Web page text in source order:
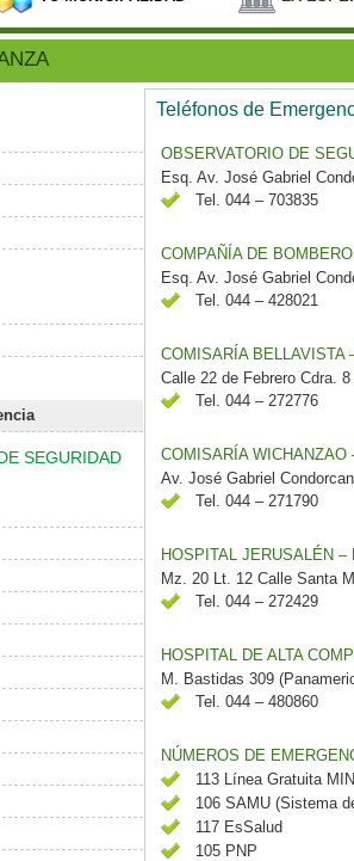
SEGURIDAD
Teléfonos de
OBSERVATORIO DE
Esq. Av. José Gabriel
Tel. 044 – 703835
COMPAÑÍA DE
Esq. Av. José Gabriel
Tel. 044 – 428021
COMISARÍA BELLAVISTA
Calle 22 de Febrero Cdra. 8
Tel. 044 – 272776
COMISARÍA WICHANZAO
Av. José Gabriel
Tel. 044 – 271790
HOSPITAL JERUSALÉN –
Mz. 20 Lt. 12 Calle Santa
Tel. 044 – 272429
HOSPITAL DE ALTA
M. Bastidas 309
Tel. 044 – 480860
NÚMEROS DE
113 Línea Gratuita
106 SAMU (Sistema
117 EsSalud
105 PNP